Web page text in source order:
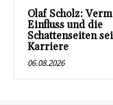
Olaf Scholz:
Einfluss und die
Schattenseiten
Karriere
06.08.2026